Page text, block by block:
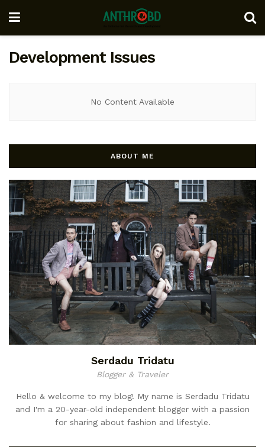
Development Issues
No Content Available
ABOUT ME
Serdadu Tridatu
Blogger & Traveler
Hello & welcome to my blog! My name is Serdadu Tridatu
and I'm a 20-year-old independent blogger with a passion
for sharing about fashion and lifestyle.